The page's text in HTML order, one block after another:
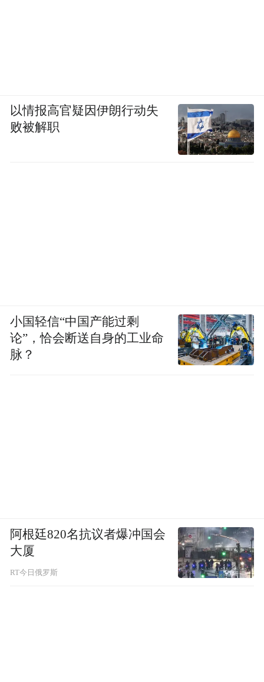
以情报高官疑因伊朗行动失
败被解职
小国轻信“中国产能过剩
论”，恰会断送自身的工业命
脉？
阿根廷820名抗议者爆冲国会
大厦
RT今日俄罗斯